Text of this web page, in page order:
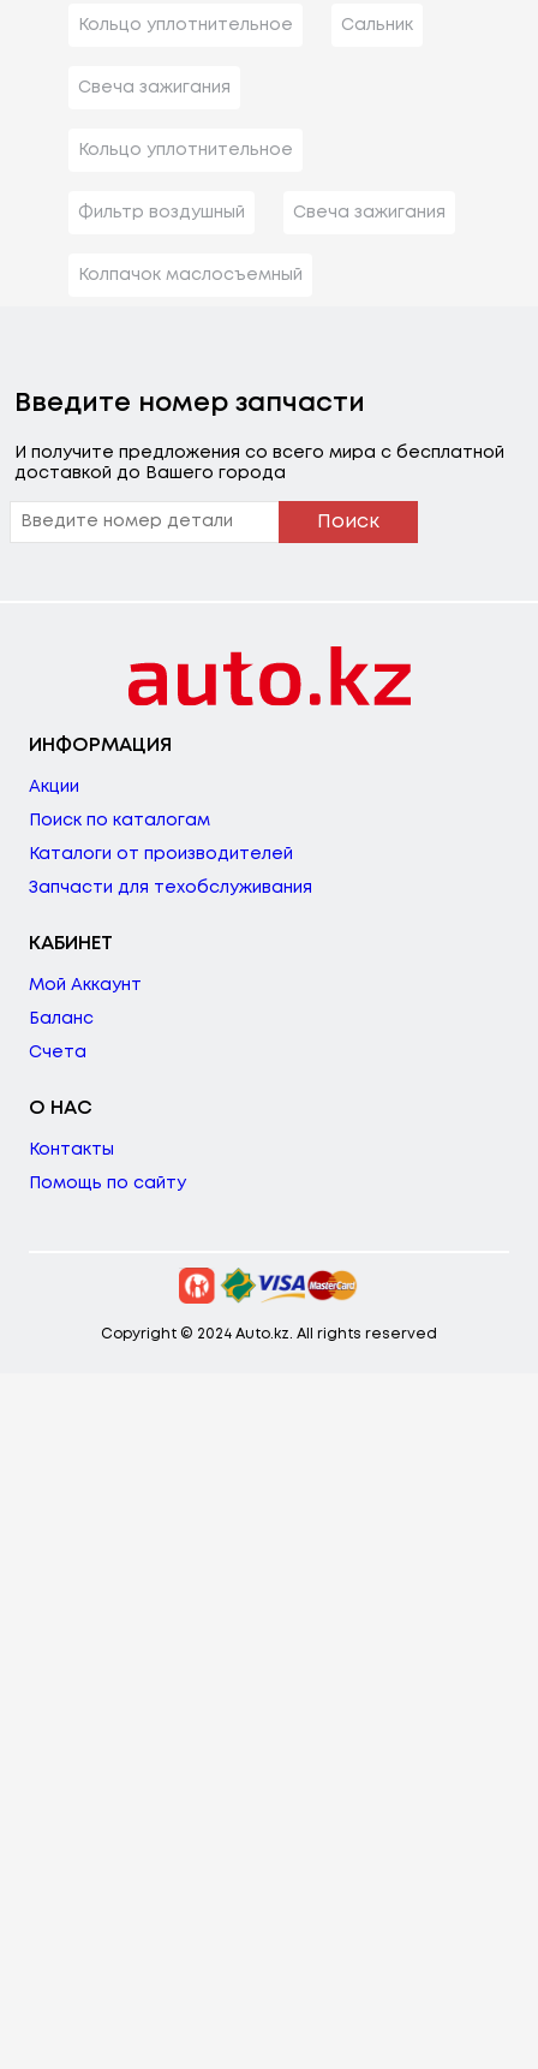
Кольцо уплотнительное Сальник
Свеча зажигания
Кольцо уплотнительное
Фильтр воздушный Свеча зажигания
Колпачок маслосъемный
Введите номер запчасти
И получите предложения со всего мира с бесплатной
доставкой до Вашего города
Поиск
ИНФОРМАЦИЯ
Акции
Поиск по каталогам
Каталоги от производителей
Запчасти для техобслуживания
КАБИНЕТ
Мой Аккаунт
Баланс
Счета
О НАС
Контакты
Помощь по сайту
Copyright © 2024 Auto.kz. All rights reserved